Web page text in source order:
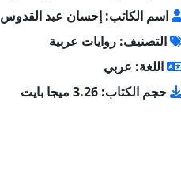
اسم الكاتب: إحسان عبد القدوس
التصنيف: روايات عربية
اللغة: عربي
حجم الكتاب: 3.26 ميجا بايت